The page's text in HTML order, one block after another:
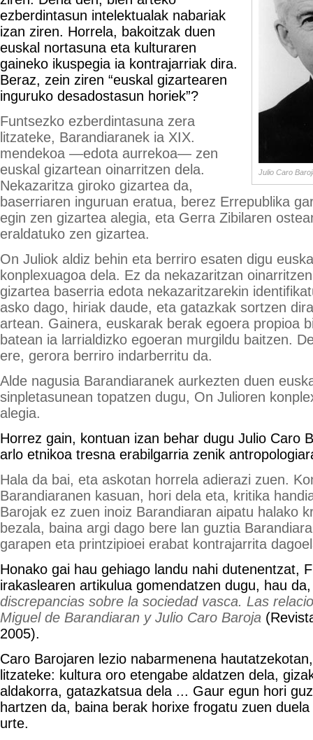
Julio Caro
ezberdintasun intelektualak nabariak
izan ziren. Horrela, bakoitzak duen
euskal nortasuna eta kulturaren
gaineko ikuspegia ia kontrajarriak dira.
Beraz, zein ziren “euskal gizartearen
inguruko desadostasun horiek”?
Funtsezko ezberdintasuna zera
litzateke, Barandiaranek ia XIX.
mendekoa —edota aurrekoa— zen
euskal gizartean oinarritzen dela.
Nekazaritza giroko gizartea da,
baserriaren inguruan eratua, berez Errepublika
egin zen gizartea alegia, eta Gerra Zibilaren
eraldatuko zen gizartea.
On Juliok aldiz behin eta berriro esaten digu
konplexuagoa dela. Ez da nekazaritzan
gizartea baserria edota nekazaritzarekin
asko dago, hiriak daude, eta gatazkak sortzen
artean. Gainera, euskarak berak egoera propioa
batean ia larrialdizko egoeran murgildu baitzen.
ere, gerora berriro indarberritu da.
Alde nagusia Barandiaranek aurkezten duen
sinpletasunean topatzen dugu, On Julioren
alegia.
Horrez gain, kontuan izan behar dugu Julio Caro
arlo etnikoa tresna erabilgarria zenik
Hala da bai, eta askotan horrela adierazi zuen.
Barandiaranen kasuan, hori dela eta, kritika
Barojak ez zuen inoiz Barandiaran aipatu halako
bezala, baina argi dago bere lan guztia
garapen eta printzipioei erabat kontrajarrita
Honako gai hau gehiago landu nahi dutenentzat,
irakaslearen artikulua gomendatzen dugu, hau
discrepancias sobre la sociedad vasca. Las
Miguel de Barandiaran y Julio Caro Baroja
2005).
Caro Barojaren lezio nabarmenena
litzateke: kultura oro etengabe aldatzen dela,
aldakorra, gatazkatsua dela ... Gaur egun hori
hartzen da, baina berak horixe frogatu zuen
urte.